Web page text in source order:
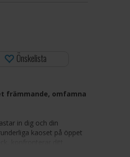
Önskelista
främmande, omfamna
in dig och din
kaoset på öppet
konfronterar ditt
krafter, är din